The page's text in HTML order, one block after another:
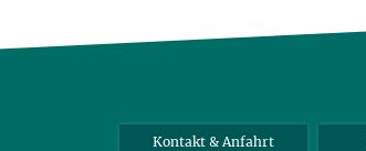
Kontakt & Anfahrt